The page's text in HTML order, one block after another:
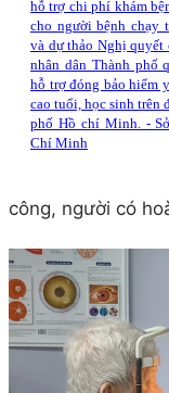
hỗ trợ chi phí khám
cho người bệnh chạy
và dự thảo Nghị quyết
nhân dân Thành phố
hỗ trợ đóng bảo hiểm
cao tuổi, học sinh trên
phố Hồ chí Minh. -
Chí Minh
công, người có